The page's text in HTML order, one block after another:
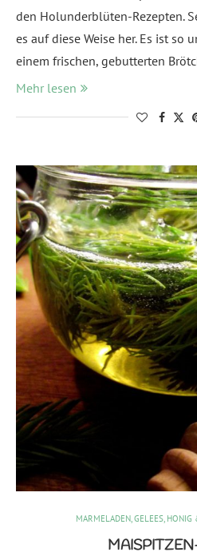
den Holunderblüten-Rezepten.
es auf diese Weise her. Es ist so
einem frischen, gebutterten
Mehr lesen
MARMELADEN, GELEES, HONIG